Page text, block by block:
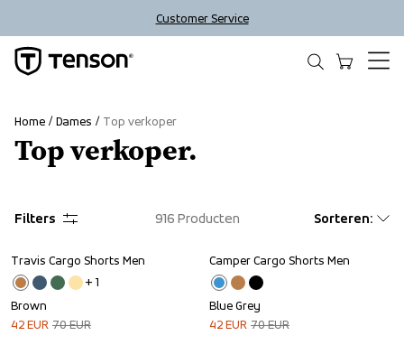
Customer Service
Home Dames Top verkoper
Top verkoper.
Filters 916 Producten Sorteren:
Sale
Travis Cargo Shorts Men
+ 1
Brown
42EUR 70EUR
Sale
Camper Cargo Shorts Men
Blue Grey
42EUR 70EUR